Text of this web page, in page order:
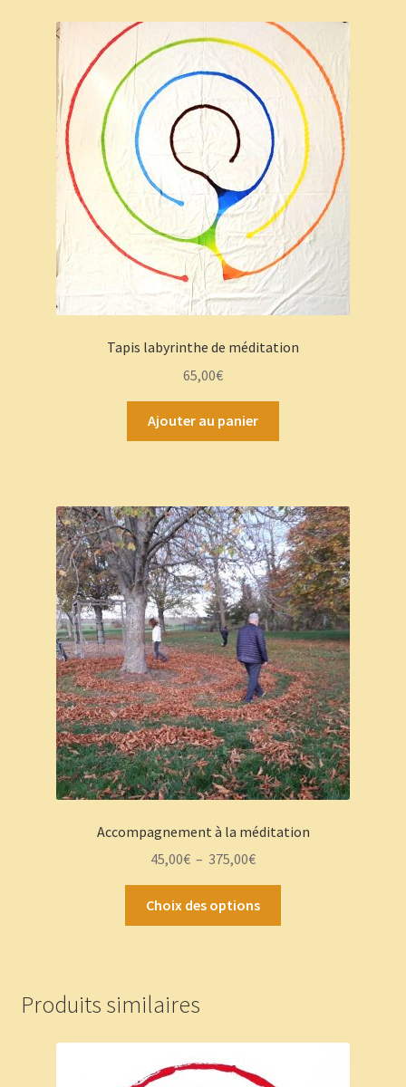
Tapis labyrinthe de méditation
65,00€
Ajouter au panier
Accompagnement à la méditation
45,00€ – 375,00€Plage
de
prix :
45,00€
Choix des options
Produits similaires